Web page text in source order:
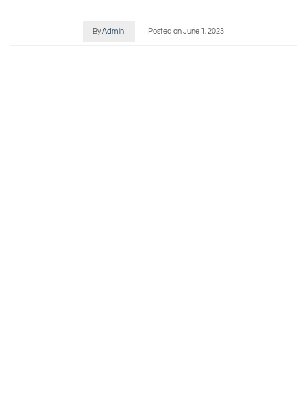
ByAdmin Posted onJune 1, 2023